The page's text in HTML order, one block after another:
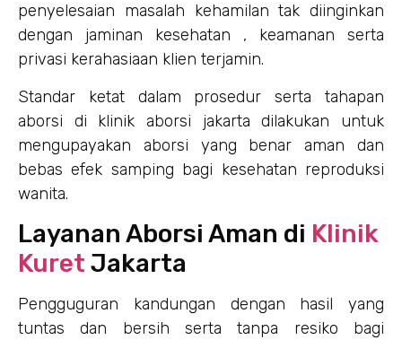
penyelesaian masalah kehamilan tak diinginkan
dengan jaminan kesehatan , keamanan serta
privasi kerahasiaan klien terjamin.
Standar ketat dalam prosedur serta tahapan
aborsi di klinik aborsi jakarta dilakukan untuk
mengupayakan aborsi yang benar aman dan
bebas efek samping bagi kesehatan reproduksi
wanita.
Layanan Aborsi Aman di Klinik
Kuret Jakarta
Pengguguran kandungan dengan hasil yang
tuntas dan bersih serta tanpa resiko bagi